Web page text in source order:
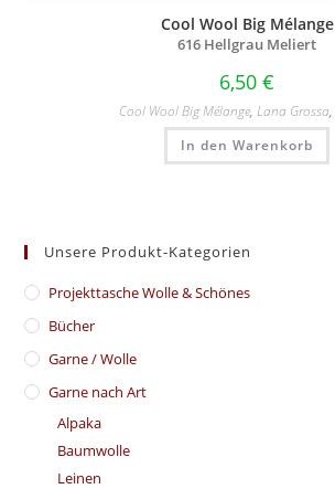
Cool Wool Big Mélange
616 Hellgrau Meliert
6,50 €
Cool Wool Big Mélange, Lana Grossa,
In den Warenkorb
Unsere Produkt-Kategorien
​Projekttasche Wolle & Schönes
Bücher
Garne / Wolle
Garne nach Art
Alpaka
Baumwolle
Leinen